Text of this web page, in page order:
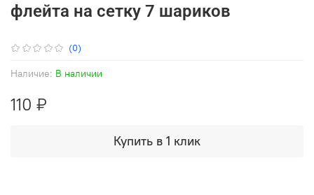
(0)
Наличие: В наличии
флейта на сетку 7 шариков
110 ₽
Купить в 1 клик